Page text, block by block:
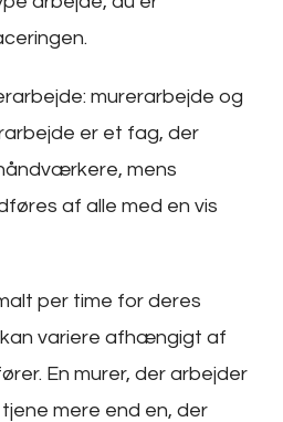
murerarbejde og
er et fag, der
mens
af alle med en vis
per time for deres
variere afhængigt af
En murer, der arbejder
mere end en, der